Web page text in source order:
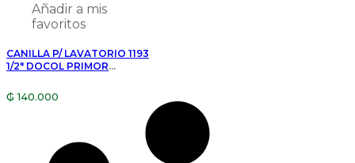
Añadir a mis
favoritos
CANILLA P/ LAVATORIO 1193
1/2″ DOCOL PRIMOR
₲ 140.000